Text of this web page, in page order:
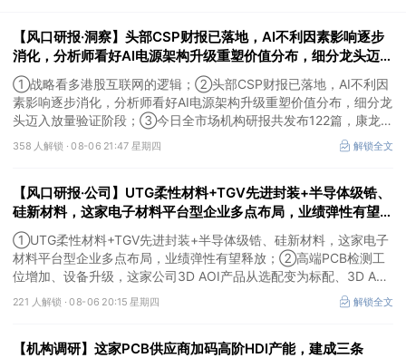
【风口研报·洞察】头部CSP财报已落地，AI不利因素影响逐步
消化，分析师看好AI电源架构升级重塑价值分布，细分龙头迈入
放量验证阶段；战略看多港股互联网的逻辑
①战略看多港股互联网的逻辑；②头部CSP财报已落地，AI不利因
素影响逐步消化，分析师看好AI电源架构升级重塑价值分布，细分龙
头迈入放量验证阶段；③今日全市场机构研报共发布122篇，康龙化
成、江淮汽车评级得到上调，9家公司获得首度覆盖，其中乔锋智能
获新财富分析师深度覆盖；④在个股机构关注度排行中，华峰化学
健盛集团。
358 人解锁 ·08-06 21:47 星期四 解锁全文
【风口研报·公司】UTG柔性材料+TGV先进封装+半导体级锆、
硅新材料，这家电子材料平台型企业多点布局，业绩弹性有望释
放；高端PCB检测工位增加、设备升级，这家公司3D AOI产品
从选配变为标配
①UTG柔性材料+TGV先进封装+半导体级锆、硅新材料，这家电子
材料平台型企业多点布局，业绩弹性有望释放；②高端PCB检测工
位增加、设备升级，这家公司3D AOI产品从选配变为标配、3D AXI
设备逐步成为刚需，现已进入头部客户供应体系。
221 人解锁 ·08-06 20:15 星期四 解锁全文
【机构调研】这家PCB供应商加码高阶HDI产能，建成三条